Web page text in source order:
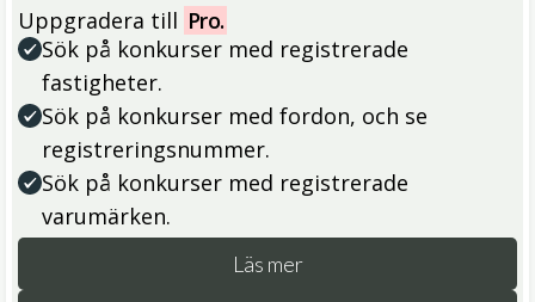
Uppgradera till Pro.
Sök på konkurser med registrerade
fastigheter.
Sök på konkurser med fordon, och se
registreringsnummer.
Sök på konkurser med registrerade
varumärken.
Läs mer